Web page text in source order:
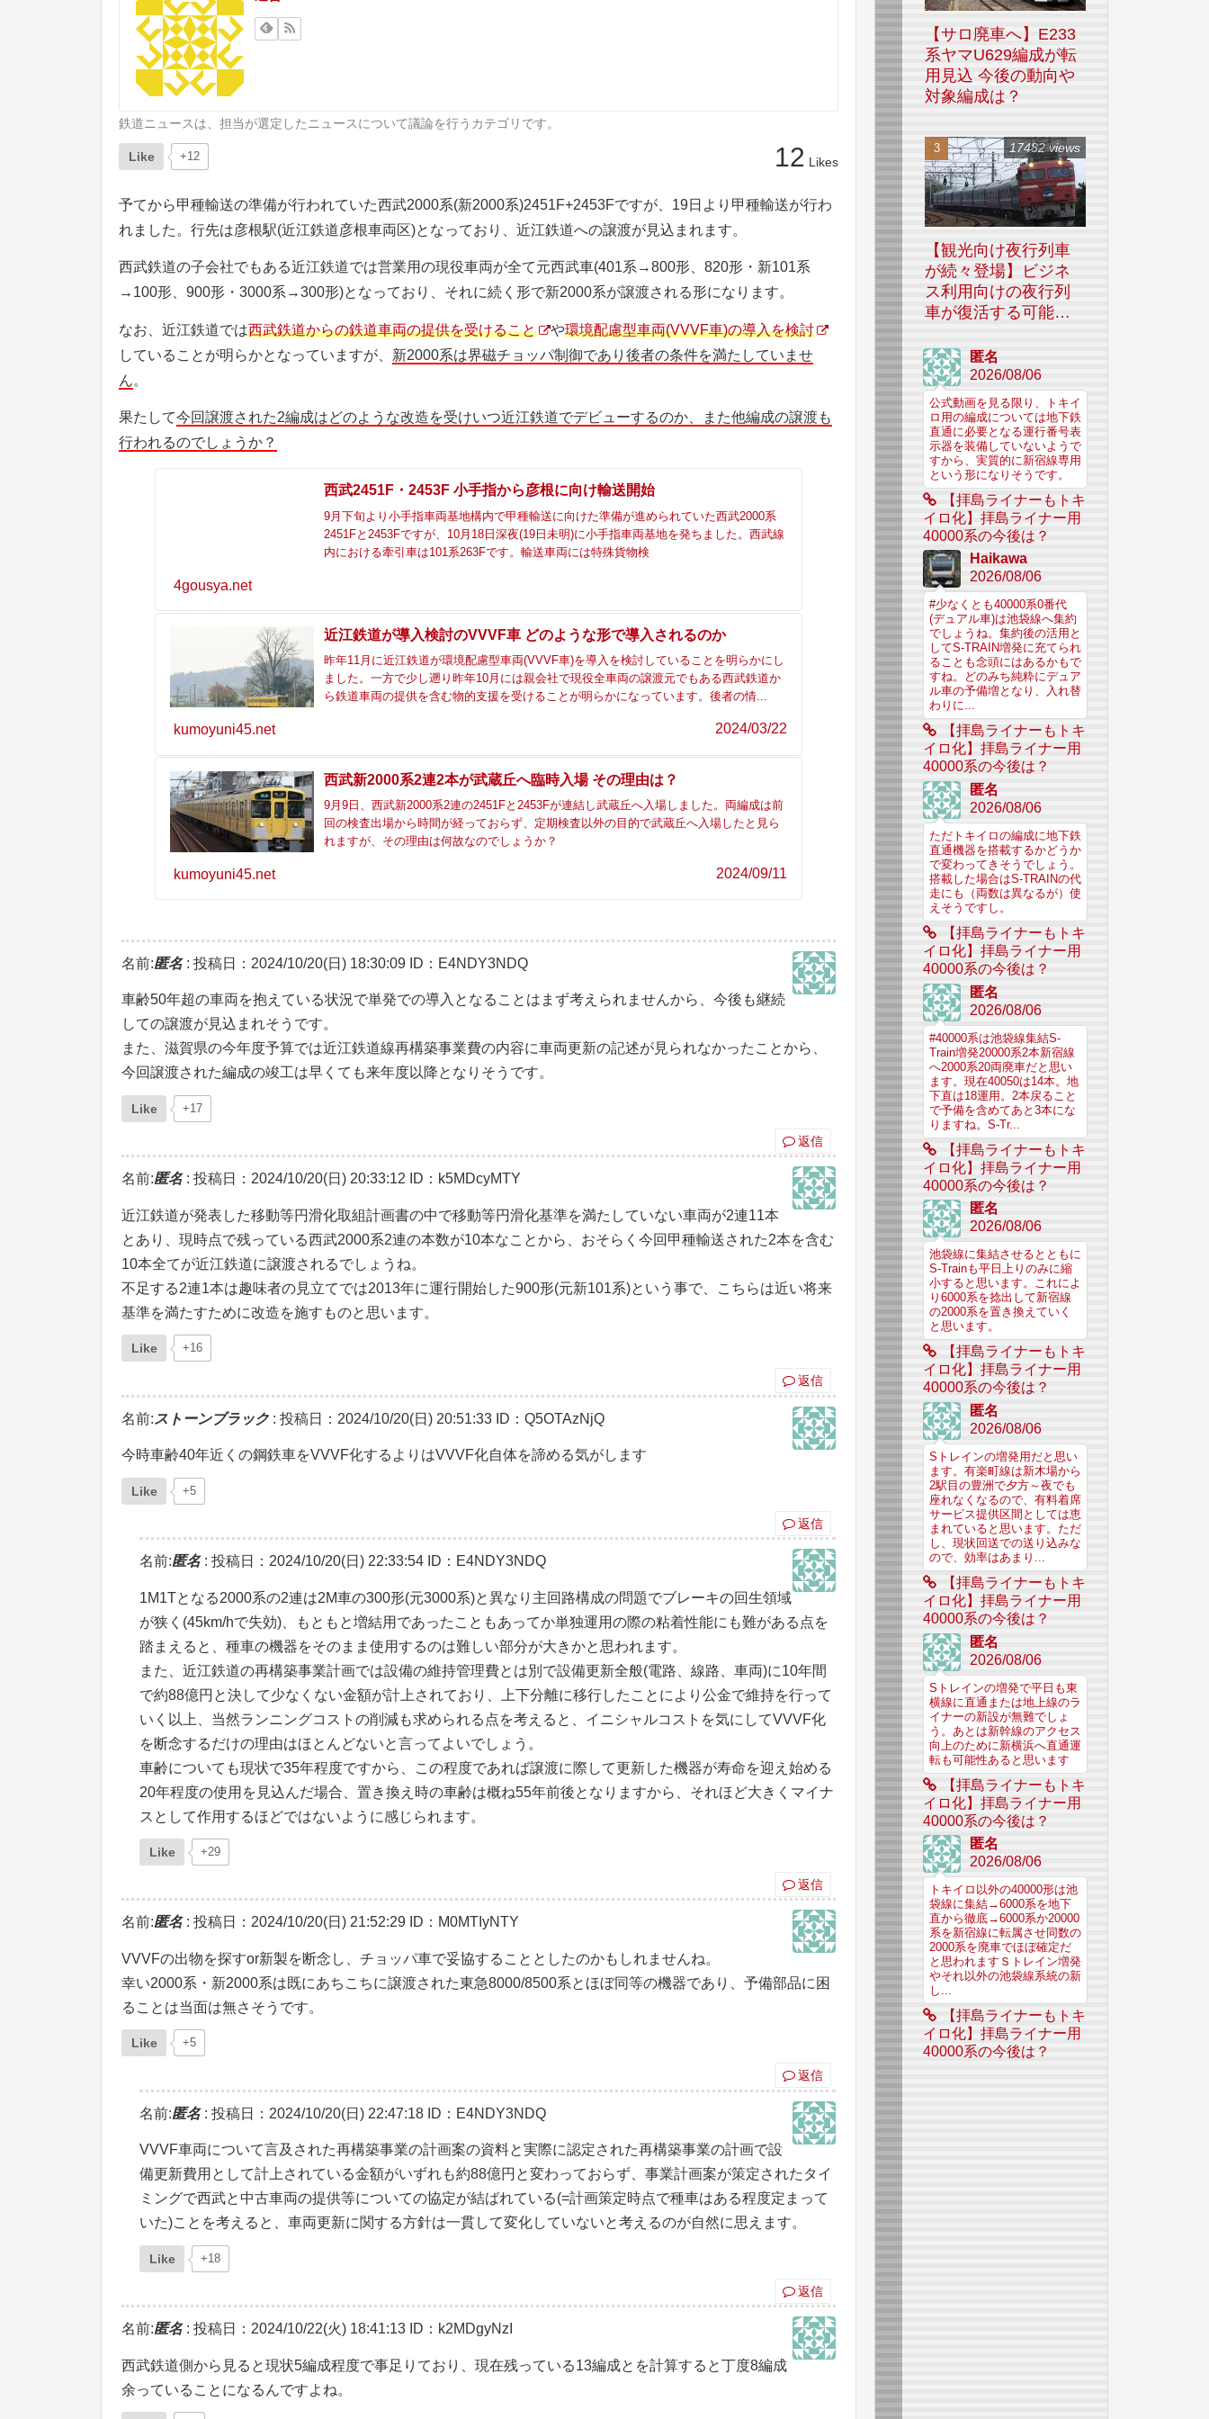
鉄道ニュースは、担当が選定したニュースについて議論を行うカテゴリです。
Like +12 12 Likes
予てから甲種輸送の準備が行われていた西武2000系(新2000系)2451F+2453Fですが、19日より甲種輸送が行わ
れました。行先は彦根駅(近江鉄道彦根車両区)となっており、近江鉄道への譲渡が見込まれます。
西武鉄道の子会社でもある近江鉄道では営業用の現役車両が全て元西武車(401系→800形、820形・新101系
→100形、900形・3000系→300形)となっており、それに続く形で新2000系が譲渡される形になります。
なお、近江鉄道では西武鉄道からの鉄道車両の提供を受けること や環境配慮型車両(VVVF車)の導入を検討
していることが明らかとなっていますが、 新2000系は界磁チョッパ制御であり後者の条件を満たしていませ
ん。
果たして今回譲渡された2編成はどのような改造を受けいつ近江鉄道でデビューするのか、また他編成の譲渡も
行われるのでしょうか？
西武2451F・2453F 小手指から彦根に向け輸送開始
9月下旬より小手指車両基地構内で甲種輸送に向けた準備が進められていた西武2000系
2451Fと2453Fですが、10月18日深夜(19日未明)に小手指車両基地を発ちました。西武線
内における牽引車は101系263Fです。輸送車両には特殊貨物検
4gousya.net
近江鉄道が導入検討のVVVF車 どのような形で導入されるのか
昨年11月に近江鉄道が環境配慮型車両(VVVF車)を導入を検討していることを明らかにし
ました。一方で少し遡り昨年10月には親会社で現役全車両の譲渡元でもある西武鉄道か
ら鉄道車両の提供を含む物的支援を受けることが明らかになっています。後者の情...
kumoyuni45.net 2024/03/22
西武新2000系2連2本が武蔵丘へ臨時入場 その理由は？
9月9日、西武新2000系2連の2451Fと2453Fが連結し武蔵丘へ入場しました。両編成は前
回の検査出場から時間が経っておらず、定期検査以外の目的で武蔵丘へ入場したと見ら
れますが、その理由は何故なのでしょうか？
kumoyuni45.net 2024/09/11
名前:匿名: 投稿日：2024/10/20(日) 18:30:09 ID：E4NDY3NDQ
車齢50年超の車両を抱えている状況で単発での導入となることはまず考えられませんから、今後も継続
しての譲渡が見込まれそうです。
また、滋賀県の今年度予算では近江鉄道線再構築事業費の内容に車両更新の記述が見られなかったことから、
今回譲渡された編成の竣工は早くても来年度以降となりそうです。
Like +17
返信
名前:匿名: 投稿日：2024/10/20(日) 20:33:12 ID：k5MDcyMTY
近江鉄道が発表した移動等円滑化取組計画書の中で移動等円滑化基準を満たしていない車両が2連11本
とあり、現時点で残っている西武2000系2連の本数が10本なことから、おそらく今回甲種輸送された2本を含む
10本全てが近江鉄道に譲渡されるでしょうね。
不足する2連1本は趣味者の見立てでは2013年に運行開始した900形(元新101系)という事で、こちらは近い将来
基準を満たすために改造を施すものと思います。
Like +16
返信
名前:ストーンブラック : 投稿日：2024/10/20(日) 20:51:33 ID：Q5OTAzNjQ
今時車齢40年近くの鋼鉄車をVVVF化するよりはVVVF化自体を諦める気がします
Like +5
返信
名前:匿名: 投稿日：2024/10/20(日) 22:33:54 ID：E4NDY3NDQ
1M1Tとなる2000系の2連は2M車の300形(元3000系)と異なり主回路構成の問題でブレーキの回生領域
が狭く(45km/hで失効)、もともと増結用であったこともあってか単独運用の際の粘着性能にも難がある点を
踏まえると、種車の機器をそのまま使用するのは難しい部分が大きかと思われます。
また、近江鉄道の再構築事業計画では設備の維持管理費とは別で設備更新全般(電路、線路、車両)に10年間
で約88億円と決して少なくない金額が計上されており、上下分離に移行したことにより公金で維持を行って
いく以上、当然ランニングコストの削減も求められる点を考えると、イニシャルコストを気にしてVVVF化
を断念するだけの理由はほとんどないと言ってよいでしょう。
車齢についても現状で35年程度ですから、この程度であれば譲渡に際して更新した機器が寿命を迎え始める
20年程度の使用を見込んだ場合、置き換え時の車齢は概ね55年前後となりますから、それほど大きくマイナ
スとして作用するほどではないように感じられます。
Like +29
返信
名前:匿名: 投稿日：2024/10/20(日) 21:52:29 ID：M0MTIyNTY
VVVFの出物を探すor新製を断念し、チョッパ車で妥協することとしたのかもしれませんね。
幸い2000系・新2000系は既にあちこちに譲渡された東急8000/8500系とほぼ同等の機器であり、予備部品に困
ることは当面は無さそうです。
Like +5
返信
名前:匿名: 投稿日：2024/10/20(日) 22:47:18 ID：E4NDY3NDQ
VVVF車両について言及された再構築事業の計画案の資料と実際に認定された再構築事業の計画で設
備更新費用として計上されている金額がいずれも約88億円と変わっておらず、事業計画案が策定されたタイ
ミングで西武と中古車両の提供等についての協定が結ばれている(=計画策定時点で種車はある程度定まって
いた)ことを考えると、車両更新に関する方針は一貫して変化していないと考えるのが自然に思えます。
Like +18
返信
名前:匿名: 投稿日：2024/10/22(火) 18:41:13 ID：k2MDgyNzI
西武鉄道側から見ると現状5編成程度で事足りており、現在残っている13編成とを計算すると丁度8編成
余っていることになるんですよね。
【サロ廃車へ】E233
系ヤマU629編成が転
用見込 今後の動向や
対象編成は？
【観光向け夜行列車
が続々登場】ビジネ
ス利用向けの夜行列
車が復活する可能性
17482 views
匿名
2026/08/06
公式動画を見る限り、トキイ
ロ用の編成については地下鉄
直通に必要となる運行番号表
示器を装備していないようで
すから、実質的に新宿線専用
という形になりそうです。
【拝島ライナーもトキ
イロ化】拝島ライナー用
40000系の今後は？
Haikawa
2026/08/06
#少なくとも40000系0番代
(デュアル車)は池袋線へ集約
でしょうね。集約後の活用と
してS-TRAIN増発に充てられ
ることも念頭にはあるかもで
すね。どのみち純粋にデュア
ル車の予備増となり、入れ替
わりに...
【拝島ライナーもトキ
イロ化】拝島ライナー用
40000系の今後は？
匿名
2026/08/06
ただトキイロの編成に地下鉄
直通機器を搭載するかどうか
で変わってきそうでしょう。
搭載した場合はS-TRAINの代
走にも（両数は異なるが）使
えそうですし。
【拝島ライナーもトキ
イロ化】拝島ライナー用
40000系の今後は？
匿名
2026/08/06
#40000系は池袋線集結S-
Train増発20000系2本新宿線
へ2000系20両廃車だと思い
ます。現在40050は14本。地
下直は18運用。2本戻ること
で予備を含めてあと3本にな
りますね。S-Tr...
【拝島ライナーもトキ
イロ化】拝島ライナー用
40000系の今後は？
匿名
2026/08/06
池袋線に集結させるとともに
S-Trainも平日上りのみに縮
小すると思います。これによ
り6000系を捻出して新宿線
の2000系を置き換えていく
と思います。
【拝島ライナーもトキ
イロ化】拝島ライナー用
40000系の今後は？
匿名
2026/08/06
Sトレインの増発用だと思い
ます。有楽町線は新木場から
2駅目の豊洲で夕方～夜でも
座れなくなるので、有料着席
サービス提供区間としては恵
まれていると思います。ただ
し、現状回送での送り込みな
ので、効率はあまり...
【拝島ライナーもトキ
イロ化】拝島ライナー用
40000系の今後は？
匿名
2026/08/06
Sトレインの増発で平日も東
横線に直通または地上線のラ
イナーの新設が無難でしょ
う。あとは新幹線のアクセス
向上のために新横浜へ直通運
転も可能性あると思います
【拝島ライナーもトキ
イロ化】拝島ライナー用
40000系の今後は？
匿名
2026/08/06
トキイロ以外の40000形は池
袋線に集結→6000系を地下
直から徹底→6000系か20000
系を新宿線に転属させ同数の
2000系を廃車でほぼ確定だ
と思われますＳトレイン増発
やそれ以外の池袋線系統の新
し...
【拝島ライナーもトキ
イロ化】拝島ライナー用
40000系の今後は？